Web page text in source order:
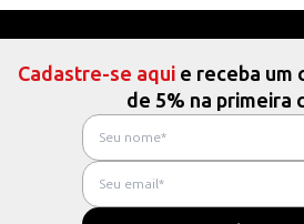
Cadastre-se aqui e receba um
de 5% na primeira